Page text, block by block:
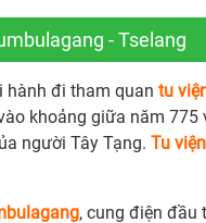
- Tselang
hành đi tham quan tu
khoảng giữa năm
người Tây Tạng. Tu
, cung điện đầu